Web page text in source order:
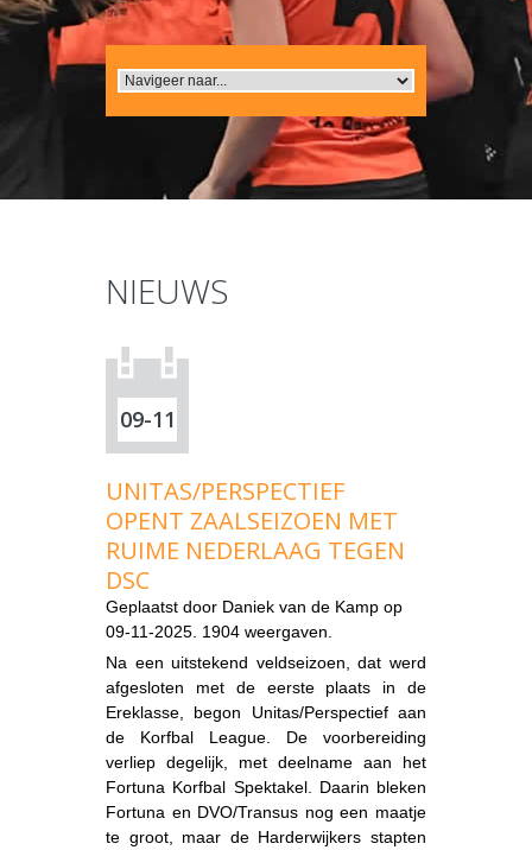
NIEUWS
09-11
UNITAS/PERSPECTIEF
OPENT ZAALSEIZOEN MET
RUIME NEDERLAAG TEGEN
DSC
Geplaatst door Daniek van de Kamp op
09-11-2025. 1904 weergaven.
Na een uitstekend veldseizoen, dat werd
afgesloten met de eerste plaats in de
Ereklasse, begon Unitas/Perspectief aan
de Korfbal League. De voorbereiding
verliep degelijk, met deelname aan het
Fortuna Korfbal Spektakel. Daarin bleken
Fortuna en DVO/Transus nog een maatje
te groot, maar de Harderwijkers stapten